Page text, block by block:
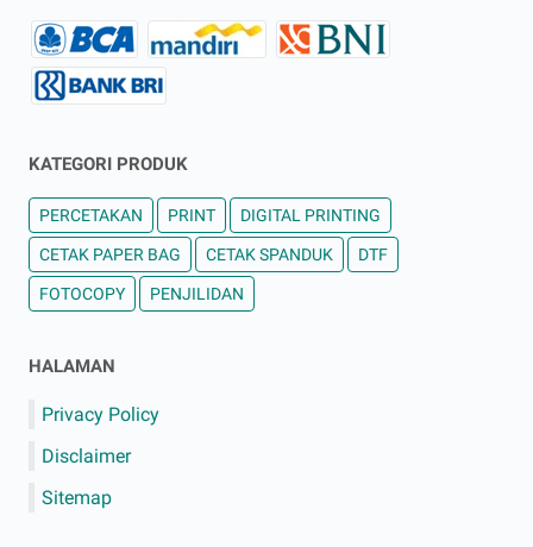
KATEGORI PRODUK
PERCETAKAN PRINT DIGITAL PRINTING
CETAK PAPER BAG CETAK SPANDUK DTF
FOTOCOPY PENJILIDAN
HALAMAN
Privacy Policy
Disclaimer
Sitemap